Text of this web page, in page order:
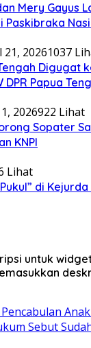
Mery Gayus
Paskibraka
21, 20261037
Digugat
DPR Papua
2026922 Lihat
Sopater
KNPI
Lihat
di
untuk